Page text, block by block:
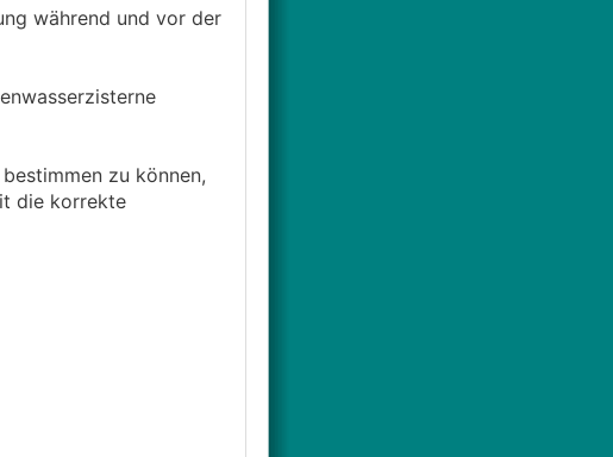
während und vor der
zu können,
die korrekte